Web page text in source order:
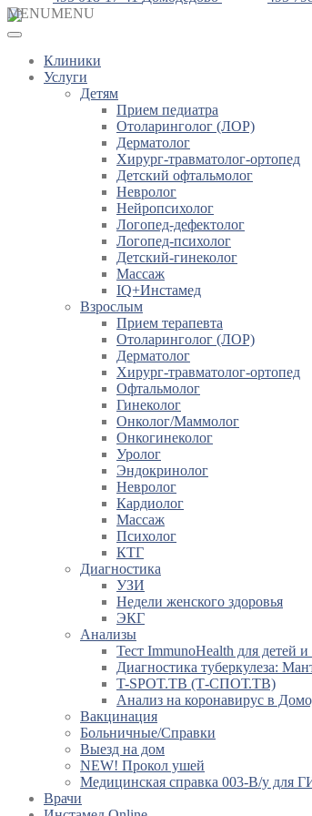
MENUMENU
Клиники
Услуги
Детям
Прием педиатра
Отоларинголог (ЛОР)
Дерматолог
Хирург-травматолог-ортопед
Детский офтальмолог
Невролог
Нейропсихолог
Логопед-дефектолог
Логопед-психолог
Детский-гинеколог
Массаж
IQ+Инстамед
Взрослым
Прием терапевта
Отоларинголог (ЛОР)
Дерматолог
Хирург-травматолог-ортопед
Офтальмолог
Гинеколог
Онколог/Маммолог
Онкогинеколог
Уролог
Эндокринолог
Невролог
Кардиолог
Массаж
Психолог
КТГ
Диагностика
УЗИ
Недели женского здоровья
ЭКГ
Анализы
Тест ImmunoHealth для детей
Диагностика туберкулеза:
T-SPOT.TB (Т-СПОТ.ТВ)
Анализ на коронавирус в
Вакцинация
Больничные/Справки
Выезд на дом
NEW! Прокол ушей
Медицинская справка 003-В/у для
Врачи